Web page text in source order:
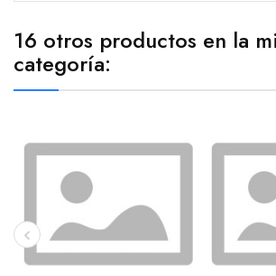
16 otros productos en la
categoría: